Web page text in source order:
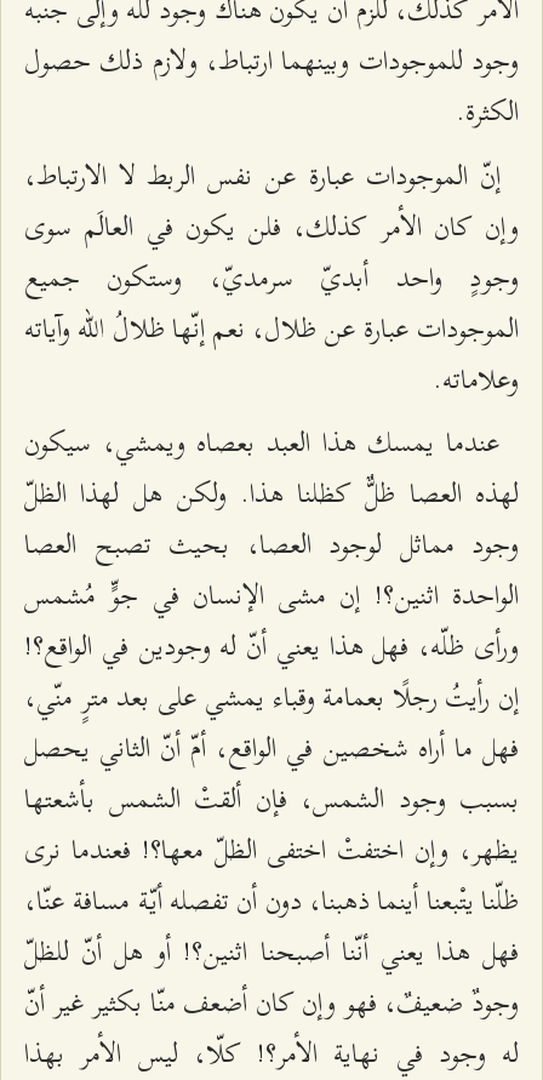
وجود للموجودات وبينهما ارتباط، ولازم ذلك حصول
الكثرة.
إنّ الموجودات عبارة عن نفس الربط لا الارتباط،
وإن كان الأمر كذلك، فلن يكون في العالَم سوى
وجودٍ واحد أبديّ سرمديّ، وستكون جميع
الموجودات عبارة عن ظلال، نعم إنّها ظلالُ الله وآياته
وعلاماته.
عندما يمسك هذا العبد بعصاه ويمشي، سيكون
لهذه العصا ظلٌّ كظلنا هذا. ولكن هل لهذا الظلّ
وجود مماثل لوجود العصا، بحيث تصبح العصا
الواحدة اثنين؟! إن مشى الإنسان في جوٍّ مُشمس
ورأى ظلّه، فهل هذا يعني أنّ له وجودين في الواقع؟!
إن رأيتُ رجلًا بعمامة وقباء يمشي على بعد مترٍ منّي،
فهل ما أراه شخصين في الواقع، أمّ أنّ الثاني يحصل
بسبب وجود الشمس، فإن ألقتْ الشمس بأشعتها
يظهر، وإن اختفتْ اختفى الظلّ معها؟! فعندما نرى
ظلّنا يتْبعنا أينما ذهبنا، دون أن تفصله أيّة مسافة عنّا،
فهل هذا يعني أنّنا أصبحنا اثنين؟! أو هل أنّ للظلّ
وجودٌ ضعيفٌ، فهو وإن كان أضعف منّا بكثير غير أنّ
له وجود في نهاية الأمر؟! كلّا، ليس الأمر بهذا